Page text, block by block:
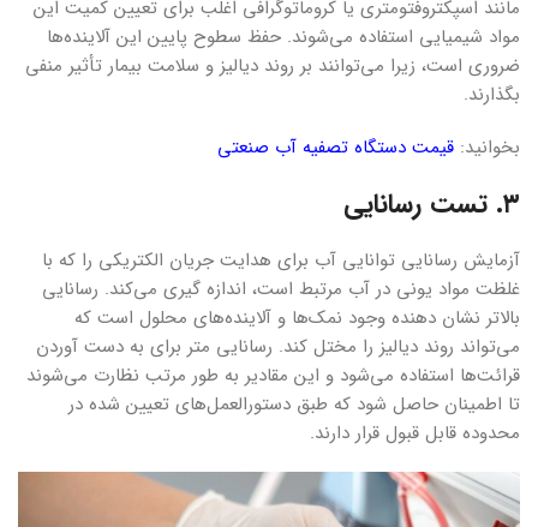
مانند اسپکتروفتومتری یا کروماتوگرافی اغلب برای تعیین کمیت این
مواد شیمیایی استفاده می‌شوند. حفظ سطوح پایین این آلاینده‌ها
ضروری است، زیرا می‌توانند بر روند دیالیز و سلامت بیمار تأثیر منفی
بگذارند.
بخوانید: قیمت دستگاه تصفیه آب صنعتی
۳. تست رسانایی
آزمایش رسانایی توانایی آب برای هدایت جریان الکتریکی را که با
غلظت مواد یونی در آب مرتبط است، اندازه گیری می‌کند. رسانایی
بالاتر نشان دهنده وجود نمک‌ها و آلاینده‌های محلول است که
می‌تواند روند دیالیز را مختل کند. رسانایی متر برای به دست آوردن
قرائت‌ها استفاده می‌شود و این مقادیر به طور مرتب نظارت می‌شوند
تا اطمینان حاصل شود که طبق دستورالعمل‌های تعیین شده در
محدوده قابل قبول قرار دارند.